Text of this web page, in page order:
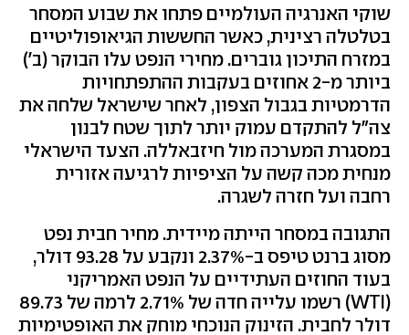
שוקי האנרגיה העולמיים פתחו את שבוע המסחר
בטלטלה רצינית, כאשר החששות הגיאופוליטיים
במזרח התיכון גוברים. מחירי הנפט עלו הבוקר (ב')
ביותר מ-2 אחוזים בעקבות ההתפתחויות
הדרמטיות בגבול הצפון, לאחר שישראל שלחה את
צה"ל להתקדם עמוק יותר לתוך שטח לבנון
במסגרת המערכה מול חיזבאללה. הצעד הישראלי
מנחית מכה קשה על הציפיות לרגיעה אזורית
רחבה ועל חזרה לשגרה.
התגובה במסחר הייתה מיידית. מחיר חבית נפט
מסוג ברנט טיפס ב-2.37% ונקבע על 93.28 דולר,
בעוד החוזים העתידיים על הנפט האמריקני
(WTI) רשמו עלייה חדה של 2.71% לרמה של 89.73
דולר לחבית. הזינוק הנוכחי מוחק את האופטימיות